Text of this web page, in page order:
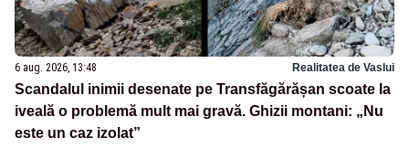
6 aug. 2026, 13:48 Realitatea de Vaslui
Scandalul inimii desenate pe Transfăgărășan scoate la
iveală o problemă mult mai gravă. Ghizii montani: „Nu
este un caz izolat”